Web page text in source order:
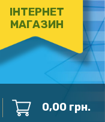
ІНТЕРНЕТ
МАГАЗИН
0,00 грн.